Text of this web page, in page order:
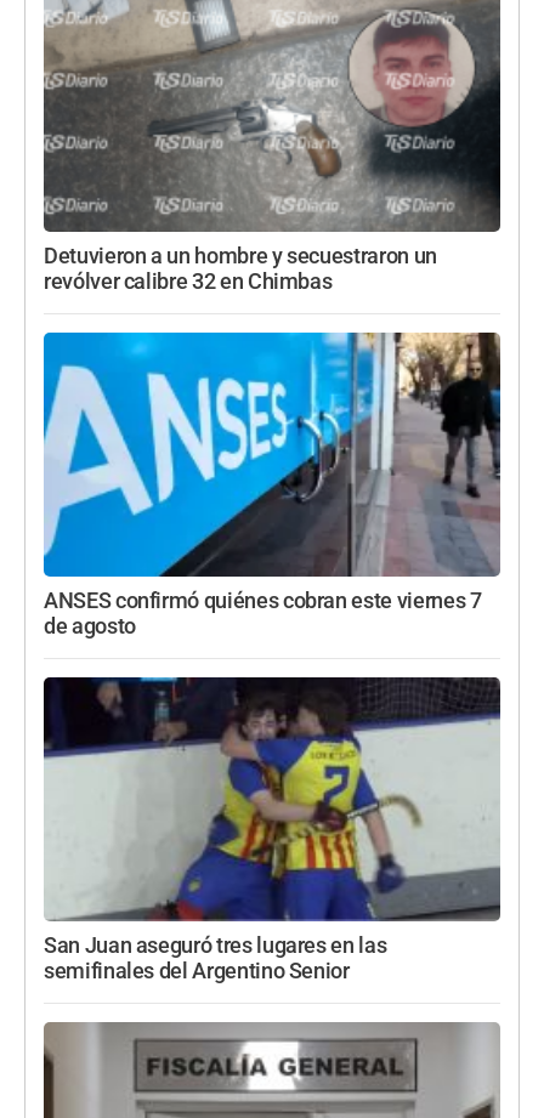
Detuvieron a un hombre y secuestraron un
revólver calibre 32 en Chimbas
ANSES confirmó quiénes cobran este viernes 7
de agosto
San Juan aseguró tres lugares en las
semifinales del Argentino Senior